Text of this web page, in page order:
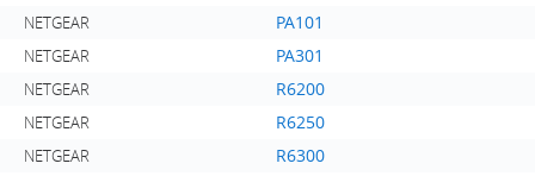
NETGEAR PA101
NETGEAR PA301
NETGEAR R6200
NETGEAR R6250
NETGEAR R6300